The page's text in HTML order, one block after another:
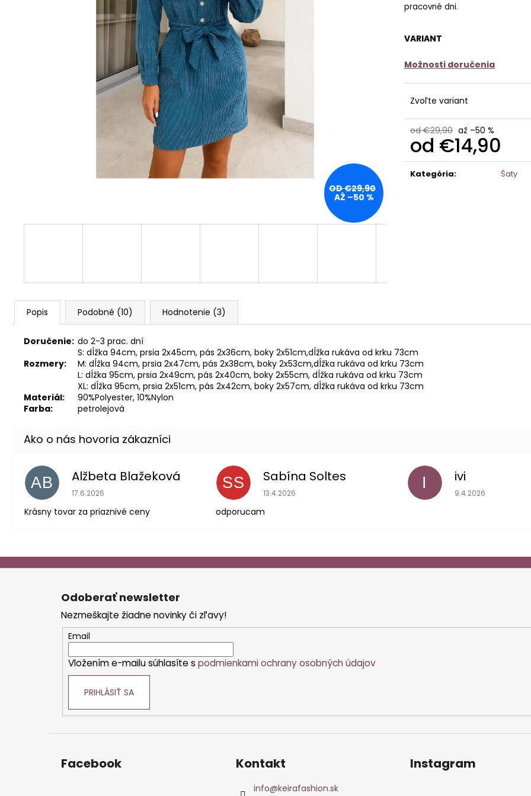
pracovné dni.
VARIANT
Možnosti doručenia
Zvoľte variant
od €29,90 až –50 %
od €14,90
Jednotková
cena:
Kategória: Šaty
OD €29,90
AŽ –50 %
Popis Podobné (10) Hodnotenie (3)
Doručenie: do 2-3 prac. dní
S: dĺžka 94cm, prsia 2x45cm, pás 2x36cm, boky 2x51cm,dĺžka rukáva od krku 73cm
Rozmery:
M: dĺžka 94cm, prsia 2x47cm, pás 2x38cm, boky 2x53cm,dĺžka rukáva od krku 73cm
L: dĺžka 95cm, prsia 2x49cm, pás 2x40cm, boky 2x55cm, dĺžka rukáva od krku 73cm
XL: dĺžka 95cm, prsia 2x51cm, pás 2x42cm, boky 2x57cm, dĺžka rukáva od krku 73cm
Materiál:
90%Polyester, 10%Nylon
Farba:
petrolejová
AB Alžbeta Blažeková
Hodnotenie obchodu je 5 z 5 hviezdičiek.
17.6.2026
Krásny tovar za priaznivé ceny
SS Sabína Soltes
Hodnotenie obchodu je 5 z 5 hviezdičiek.
13.4.2026
odporucam
I ivi
Hodnotenie
9.4.2026
Z
Odoberať newsletter
Nezmeškajte žiadne novinky či zľavy!
Email
Vložením e-mailu súhlasíte s podmienkami ochrany osobných údajov
PRIHLÁSIŤ SA
Facebook Kontakt
info@keirafashion.sk
Instagram